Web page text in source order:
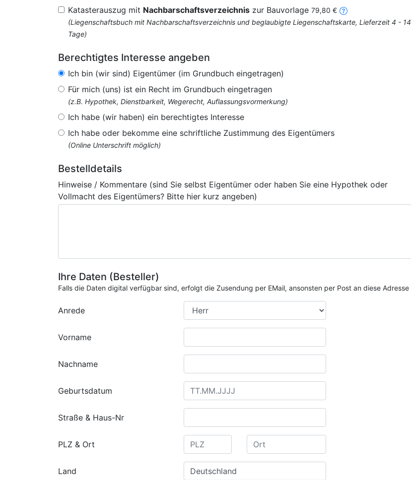
Katasterauszug mit Nachbarschaftsverzeichnis zur Bauvorlage 79,80 €
(Liegenschaftsbuch mit Nachbarschaftsverzeichnis und beglaubigte Liegenschaftskarte, Lieferzeit 4 - 14
Tage)
Berechtigtes Interesse angeben
Ich bin (wir sind) Eigentümer (im Grundbuch eingetragen)
Für mich (uns) ist ein Recht im Grundbuch eingetragen
(z.B. Hypothek, Dienstbarkeit, Wegerecht, Auflassungsvormerkung)
Ich habe (wir haben) ein berechtigtes Interesse
Ich habe oder bekomme eine schriftliche Zustimmung des Eigentümers
(Online Unterschrift möglich)
Bestelldetails
Hinweise / Kommentare (sind Sie selbst Eigentümer oder haben Sie eine Hypothek oder
Vollmacht des Eigentümers? Bitte hier kurz angeben)
Ihre Daten (Besteller)
Falls die Daten digital verfügbar sind, erfolgt die Zusendung per EMail, ansonsten per Post an diese Adresse
Anrede
Vorname
Nachname
Geburtsdatum
Straße & Haus-Nr
PLZ & Ort
Land